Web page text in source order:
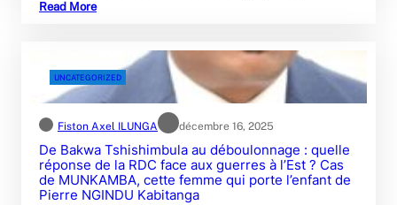
Read More
UNCATEGORIZED
Fiston Axel ILUNGA décembre 16, 2025
De Bakwa Tshishimbula au déboulonnage : quelle
réponse de la RDC face aux guerres à l’Est ? Cas
de MUNKAMBA, cette femme qui porte l’enfant de
Pierre NGINDU Kabitanga